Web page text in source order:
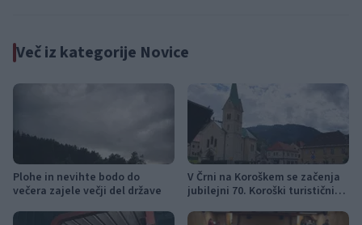
Več iz kategorije Novice
Plohe in nevihte bodo do
večera zajele večji del države
V Črni na Koroškem se začenja
jubilejni 70. Koroški turistični